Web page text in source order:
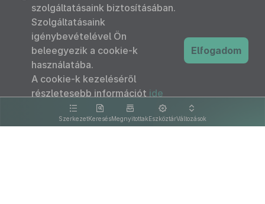
SzerkezetKeresésMegnyitottakEszköztárVáltozások
szolgáltatásaink biztosításában.
Szolgáltatásaink
igénybevételével Ön
beleegyezik a cookie-k
használatába.
A cookie-k kezeléséről
részletesebb információt ide
kattintva olvashat.
Elfogadom